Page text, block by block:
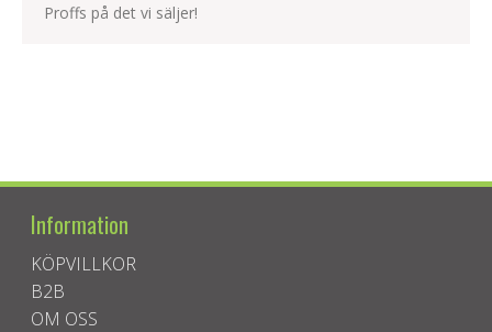
Proffs på det vi säljer!
Information
KÖPVILLKOR
B2B
OM OSS